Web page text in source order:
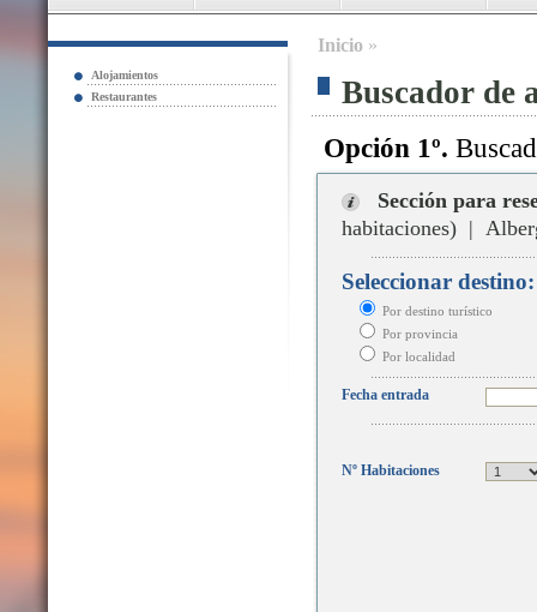
Alojamientos
Restaurantes
Inicio »
Buscador de
Opción 1º.
Sección para
habitaciones) |
Seleccionar destino:
Por destino turístico
Por provincia
Por localidad
Fecha entrada
Nº Habitaciones